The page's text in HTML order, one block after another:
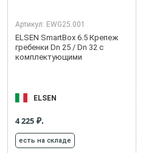
Артикул: EWG25.001
ELSEN SmartBox 6.5 Крепеж
гребенки Dn 25 / Dn 32 с
комплектующими
ELSEN
4 225 ₽.
есть на складе